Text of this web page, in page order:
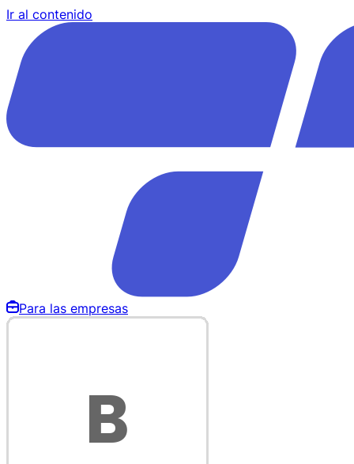
Ir al contenido
Para las empresas